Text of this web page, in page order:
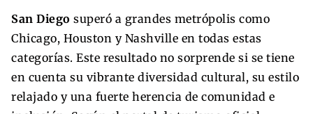
San Diego superó a grandes metrópolis como
Chicago, Houston y Nashville en todas estas
categorías. Este resultado no sorprende si se tiene
en cuenta su vibrante diversidad cultural, su estilo
relajado y una fuerte herencia de comunidad e